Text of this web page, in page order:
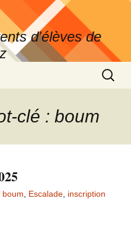
d'élèves de
clé : boum
boum Escalade inscription